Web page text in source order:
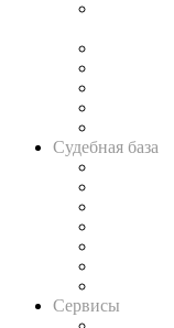
Судебная база
Сервисы